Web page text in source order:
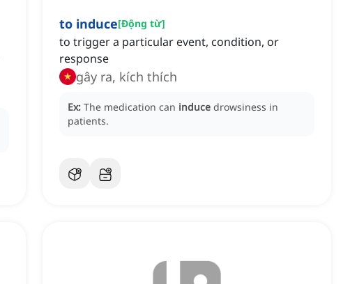
to induce[Động từ]
to trigger a particular event, condition, or
response
gây ra, kích thích
Ex: The medication can induce drowsiness in
patients.